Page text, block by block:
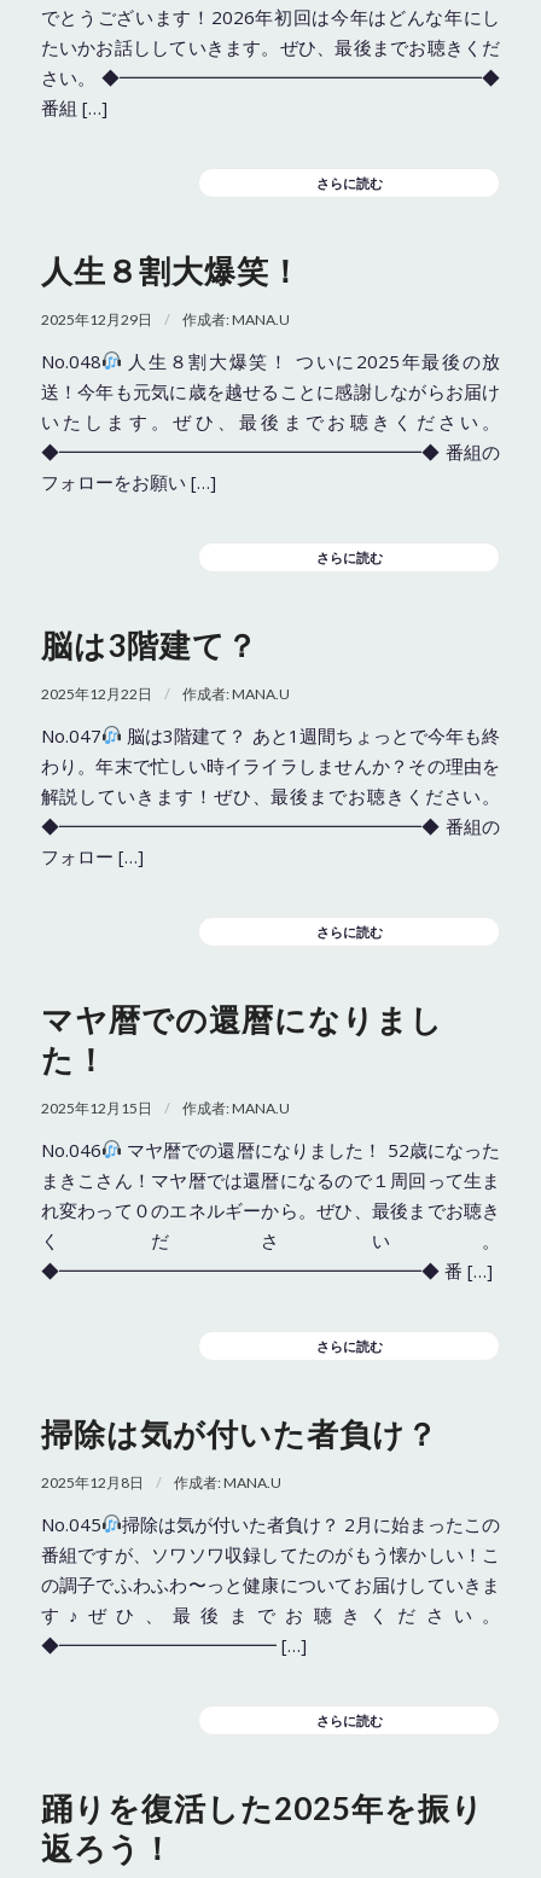
でとうございます！2026年初回は今年はどんな年にし
たいかお話ししていきます。ぜひ、最後までお聴きくだ
さい。 ◆━━━━━━━━━━━━━━━━━━━━◆
番組 […]
さらに読む
人生８割大爆笑！
2025年12月29日 / 作成者:MANA.U
No.048
人生８割大爆笑！ ついに2025年最後の放
送！今年も元気に歳を越せることに感謝しながらお届け
いたします。ぜひ、最後までお聴きください。
◆━━━━━━━━━━━━━━━━━━━━◆ 番組の
フォローをお願い […]
さらに読む
脳は3階建て？
2025年12月22日 / 作成者:MANA.U
No.047
脳は3階建て？ あと1週間ちょっとで今年も終
わり。年末で忙しい時イライラしませんか？その理由を
解説していきます！ぜひ、最後までお聴きください。
◆━━━━━━━━━━━━━━━━━━━━◆ 番組の
フォロー […]
さらに読む
マヤ暦での還暦になりまし
た！
2025年12月15日 / 作成者:MANA.U
No.046
マヤ暦での還暦になりました！ 52歳になった
まきこさん！マヤ暦では還暦になるので１周回って生ま
れ変わって０のエネルギーから。ぜひ、最後までお聴き
ください。
◆━━━━━━━━━━━━━━━━━━━━◆ 番 […]
さらに読む
掃除は気が付いた者負け？
2025年12月8日 / 作成者:MANA.U
No.045
掃除は気が付いた者負け？ 2月に始まったこの
番組ですが、ソワソワ収録してたのがもう懐かしい！こ
の調子でふわふわ〜っと健康についてお届けしていきま
す♪ぜひ、最後までお聴きください。
◆━━━━━━━━━━━━ […]
さらに読む
踊りを復活した2025年を振り
返ろう！